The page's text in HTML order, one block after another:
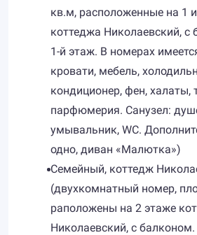
кв.м, расположенные на 1
коттеджа Николаевский, с
1-й этаж. В номерах
кровати, мебель,
кондиционер, фен, халаты,
парфюмерия. Санузел:
умывальник, WC.
одно, диван «Малютка»)
Семейный, коттедж
(двухкомнатный номер,
раположены на 2 этаже
Николаевский, с